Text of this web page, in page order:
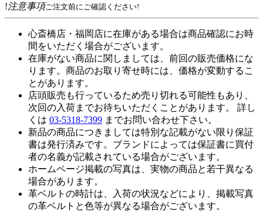
!注意事項ご注文前にご確認ください!
心斎橋店・福岡店に在庫がある場合は商品確認にお時
間をいただく場合がございます。
在庫がない商品に関しましては、前回の販売価格にな
ります。商品のお取り寄せ時には、価格が変動するこ
とがあります。
店頭販売も行っているため売り切れる可能性もあり、
次回の入荷までお待ちいただくことがあります。 詳し
くは 03-5318-7399 までお問い合わせ下さい。
新品の商品につきましては特別な記載がない限り保証
書は発行済みです。ブランドによっては保証書に買付
者の名義が記載されている場合がございます。
ホームページ掲載の写真は、実物の商品と若干異なる
場合があります。
革ベルトの時計は、入荷の状況などにより、掲載写真
の革ベルトと色等が異なる場合がございます。